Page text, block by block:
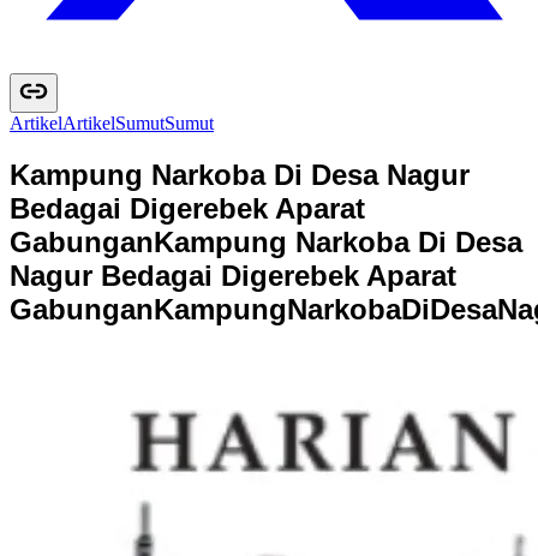
ArtikelArtikelSumutSumut
Kampung Narkoba Di Desa Nagur
Bedagai Digerebek Aparat
GabunganKampung Narkoba Di Desa
Nagur Bedagai Digerebek Aparat
GabunganKampungNarkobaDiDesaNa